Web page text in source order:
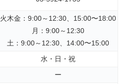
火木金：9:00～12:30、15:00〜18:00
月：9:00～12:30
土：9:00～12:30、14:00〜15:00
水・日・祝
ー